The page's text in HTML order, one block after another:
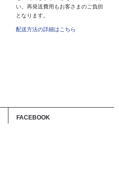
い。再発送費用もお客さまのご負担
となります。
配送方法の詳細はこちら
FACEBOOK